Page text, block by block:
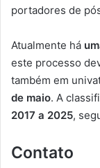
portadores de
Atualmente há
este processo
também em
de maio. A
2017 a 2025,
Contato